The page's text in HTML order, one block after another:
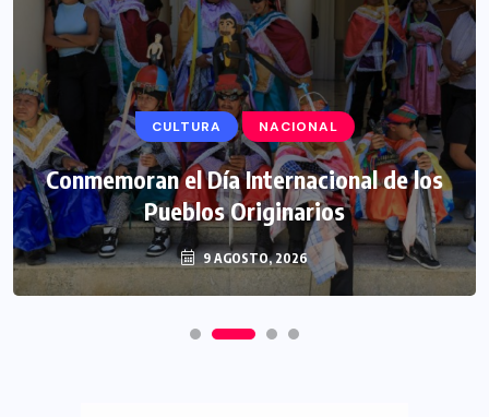
CULTURA NACIONAL
Conmemoran el Día Internacional de los
Pueblos Originarios
9 AGOSTO, 2026